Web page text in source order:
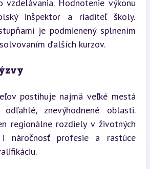
vzdelávania. Hodnotenie výkonu
inšpektor a riaditeľ školy.
je podmienený splnením
ďalších kurzov.
postihuje najmä veľké mestá
znevýhodnené oblasti.
regionálne rozdiely v životných
i náročnosť profesie a rastúce